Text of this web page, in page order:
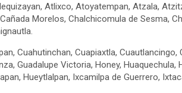
Atlixco, Atoyatempan, Atzala,
Morelos, Chalchicomula de Sesma,
Cuahutinchan, Cuapiaxtla, Cuautlancingo,
Guadalupe Victoria, Honey, Huaquechula,
Hueytlalpan, Ixcamilpa de Guerrero,